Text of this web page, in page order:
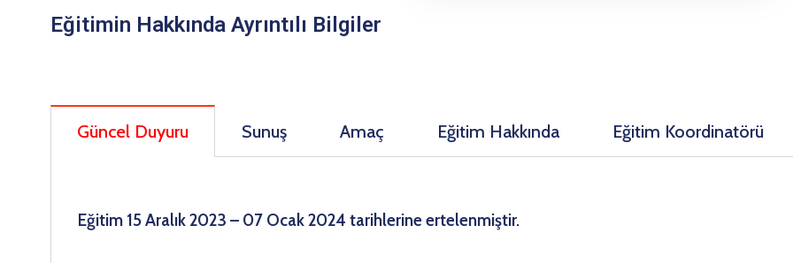
Eğitimin Hakkında Ayrıntılı Bilgiler
Güncel Duyuru Sunuş Amaç Eğitim Hakkında Eğitim Koordinatörü
Eğitim 15 Aralık 2023 – 07 Ocak 2024 tarihlerine ertelenmiştir.